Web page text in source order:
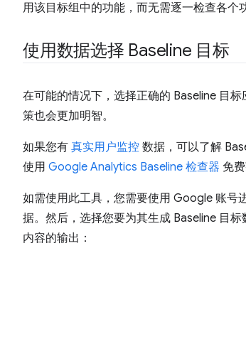
用该目标组中的功能，而无需逐一检查各个
使用数据选择 Baseline 目标
在可能的情况下，选择正确的 Baseline 目
策也会更加明智。
如果您有 真实用户监控 数据，可以了解
使用 Google Analytics Baseline 检查器 免
如需使用此工具，您需要使用 Google 账号
据。然后，选择您要为其生成 Baseline 目
内容的输出：